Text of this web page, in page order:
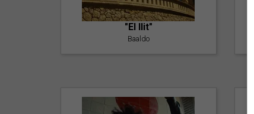
"El llit"
Baaldo